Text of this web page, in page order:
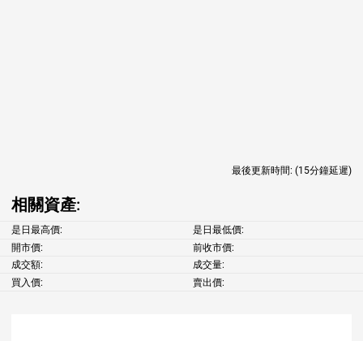
最後更新時間: (15分鐘延遲)
相關資產:
是日最高價:
是日最低價:
開市價:
前收市價:
成交額:
成交量:
買入價:
賣出價: